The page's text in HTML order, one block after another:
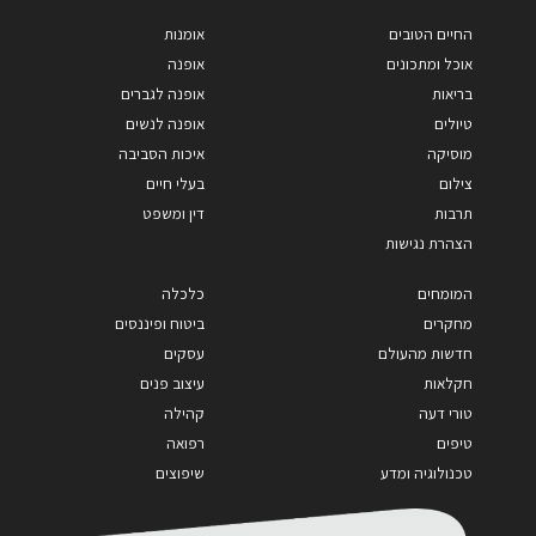
החיים הטובים
אוכל ומתכונים
בריאות
טיולים
מוסיקה
צילום
תרבות
הצהרת נגישות
אומנות
אופנה
אופנה לגברים
אופנה לנשים
איכות הסביבה
בעלי חיים
דין ומשפט
המומחים
מחקרים
חדשות מהעולם
חקלאות
טורי דעה
טיפים
טכנולוגיה ומדע
כלכלה
ביטוח ופיננסים
עסקים
עיצוב פנים
קהילה
רפואה
שיפוצים